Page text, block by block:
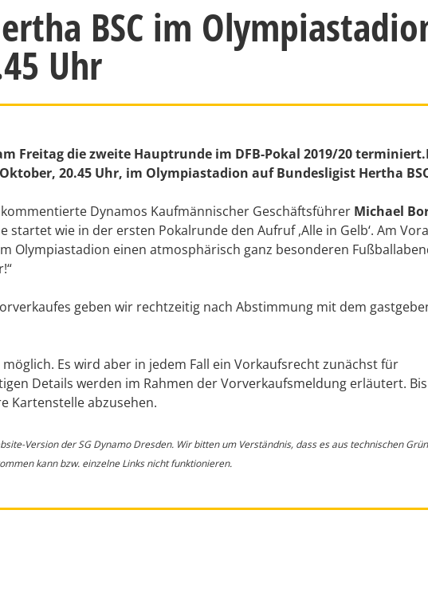
BSC im
Uhr
Freitag die zweite Hauptrunde im DFB-Pokal 2019/20
20.45 Uhr, im Olympiastadion auf Bundesligist Hertha
kommentierte Dynamos Kaufmännischer Geschäftsführer Michael
startet wie in der ersten Pokalrunde den Aufruf ,Alle in Gelb‘. Am
Olympiastadion einen atmosphärisch ganz besonderen
geben wir rechtzeitig nach Abstimmung mit dem
Es wird aber in jedem Fall ein Vorkaufsrecht zunächst für
Details werden im Rahmen der Vorverkaufsmeldung erläutert.
Kartenstelle abzusehen.
Version der SG Dynamo Dresden. Wir bitten um Verständnis, dass es aus technischen
kann bzw. einzelne Links nicht funktionieren.